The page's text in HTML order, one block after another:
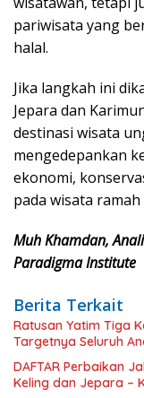
pariwisata yang
halal.
Jika langkah ini
Jepara dan
destinasi wisata
mengedepankan
ekonomi,
pada wisata
Muh Khamdan,
Paradigma Institute
Berita Terkait
Ratusan Yatim Tiga
Targetnya Seluruh
DAFTAR Perbaikan
Keling dan Jepara –